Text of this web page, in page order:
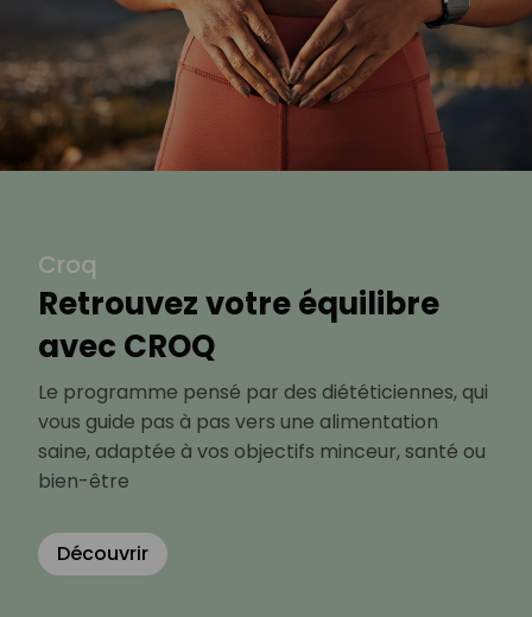
Croq
Retrouvez votre équilibre
avec CROQ
Le programme pensé par des diététiciennes, qui
vous guide pas à pas vers une alimentation
saine, adaptée à vos objectifs minceur, santé ou
bien-être
Découvrir